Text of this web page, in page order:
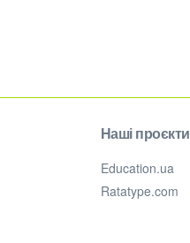
Наші проєкти
Education.ua
Ratatype.com